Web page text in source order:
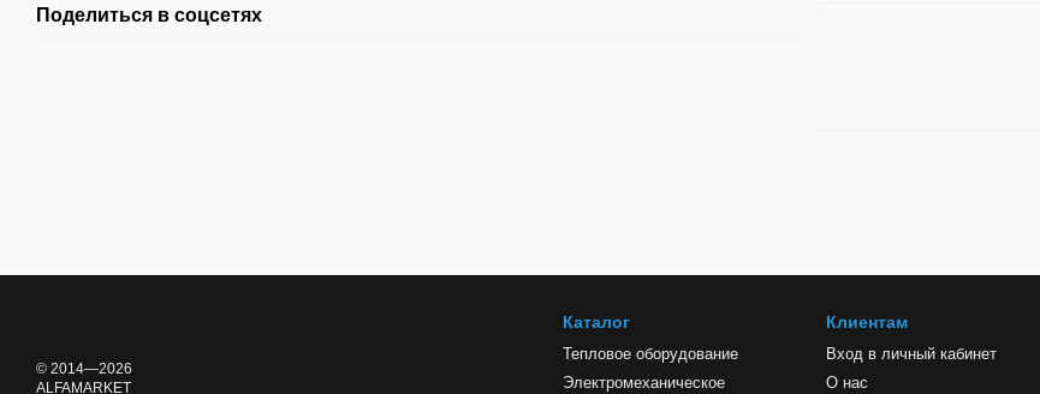
Поделиться в соцсетях
© 2014—2026
ALFAMARKET
Каталог
Тепловое оборудование
Электромеханическое
Клиентам
Вход в личный кабинет
О нас